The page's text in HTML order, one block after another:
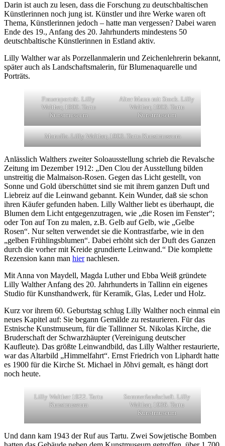
Darin ist auch zu lesen, dass die Forschung zu deutschbaltischen
Künstlerinnen noch jung ist. Künstler und ihre Werke waren oft
Thema, Künstlerinnen jedoch – hatte man vergessen? Dabei waren
Ende des 19., Anfang des 20. Jahrhunderts mindestens 50
deutschbaltische Künstlerinnen in Estland aktiv.
Lilly Walther war als Porzellanmalerin und Zeichenlehrerin bekannt,
später auch als Landschaftsmalerin, für Blumenaquarelle und
Porträts.
Frauenporträt. Lilly
Walther, 1900. Tartu
Kunstmuseum
Alter Mann mit Stock. Lilly
Walther, 1903. Tartu
Kunstmuseum
Manulla. Lilly Walther, 1903. Tartu Kunstmuseum
Anlässlich Walthers zweiter Soloausstellung schrieb die Revalsche
Zeitung im Dezember 1912: „Den Clou der Ausstellung bilden
unstreitig die Malmaison-Rosen. Gegen das Licht gestellt, von
Sonne und Gold überschüttet sind sie mit ihrem ganzen Duft und
Liebreiz auf die Leinwand gebannt. Kein Wunder, daß sie schon
ihren Käufer gefunden haben. Lilly Walther liebt es überhaupt, die
Blumen dem Licht entgegenzutragen, wie „die Rosen im Fenster“;
oder Ton auf Ton zu malen, z.B. Gelb auf Gelb, wie „Gelbe
Rosen“. Nur selten verwendet sie die Kontrastfarbe, wie in den
„gelben Frühlingsblumen“. Dabei erhöht sich der Duft des Ganzen
durch die vorher mit Kreide grundierte Leinwand.“ Die komplette
Rezension kann man hiernachlesen.
Mit Anna von Maydell, Magda Luther und Ebba Weiß gründete
Lilly Walther Anfang des 20. Jahrhunderts in Tallinn ein eigenes
Studio für Kunsthandwerk, für Keramik, Glas, Leder und Holz.
Kurz vor ihrem 60. Geburtstag schlug Lilly Walther noch einmal ein
neues Kapitel auf: Sie begann Gemälde zu restaurieren. Für das
Estnische Kunstmuseum, für die Tallinner St. Nikolas Kirche, die
Bruderschaft der Schwarzhäupter (Vereinigung deutscher
Kaufleute). Das größte Leinwandbild, das Lilly Walther restaurierte,
war das Altarbild „Himmelfahrt“. Ernst Friedrich von Liphardt hatte
es 1900 für die Kirche St. Michael in Jõhvi gemalt, es hängt dort
noch heute.
Lilly Walther 1922. Tartu
Kunstmuseum
Sommerlandschaft. Lilly
Walther, 1936. Tartu
Kunstmuseum
Und dann kam 1943 der Ruf aus Tartu. Zwei Sowjetische Bomben